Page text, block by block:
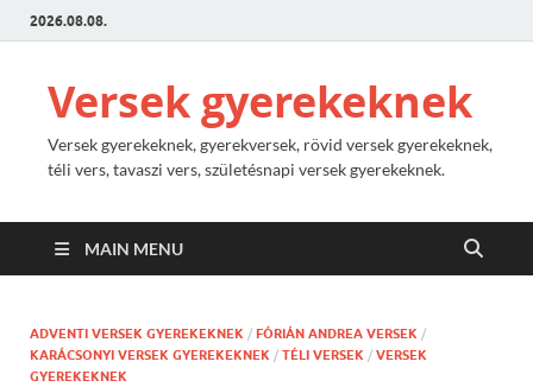
2026.08.08.
Versek gyerekeknek
Versek gyerekeknek, gyerekversek, rövid versek gyerekeknek,
téli vers, tavaszi vers, születésnapi versek gyerekeknek.
MAIN MENU
ADVENTI VERSEK GYEREKEKNEK / FÓRIÁN ANDREA VERSEK /
KARÁCSONYI VERSEK GYEREKEKNEK / TÉLI VERSEK / VERSEK
GYEREKEKNEK